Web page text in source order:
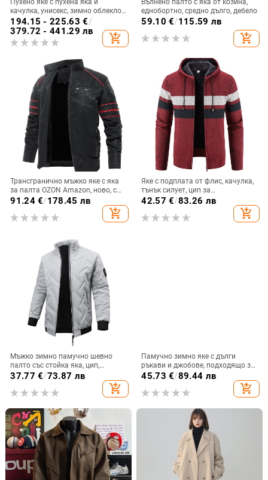
Пухено яке с пухена яка и
качулка, унисекс, зимно облекло,
56–60% пух, 550 пухова сила,
дишащо
194.15 - 225.63 €/
379.72 - 441.29 лв
add_shopping_cart
Вълнено палто с яка от козина,
еднобортно, средно дълго, дебело
59.10 €/115.59 лв
add_shopping_cart
Трансгранично мъжко яке с яка
за палта OZON Amazon, ново, с
висока яка и закачалка,
ежедневие, удебелено мъжко
есенно и зимно яке от кожа
91.24€/178.45 лв
add_shopping_cart
Яке с подплата от флис, качулка,
тънък силует, цип за
закопчаване, модел с цветово
42.57 €/83.26 лв
add_shopping_cart
Мъжко зимно памучно шевно
палто със стойка яка, цип,
пълнеж от памук, полиестерна
37.77 €/73.87 лв
add_shopping_cart
Памучно зимно яке с дълги
ръкави и джобове, подходящо за
мъже, с европейски и
американски модели, жълта
подплата, 3D дигитален печат,
удобно.
45.73 €/89.44 лв
add_shopping_cart